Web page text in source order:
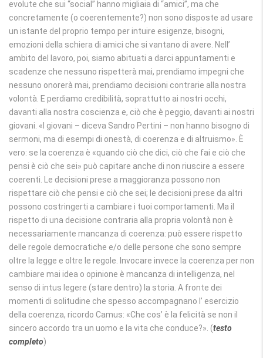
evolute che sui “social” hanno migliaia di “amici”, ma che
concretamente (o coerentemente?) non sono disposte ad usare
un istante del proprio tempo per intuire esigenze, bisogni,
emozioni della schiera di amici che si vantano di avere. Nell’
ambito del lavoro, poi, siamo abituati a darci appuntamenti e
scadenze che nessuno rispetterà mai, prendiamo impegni che
nessuno onorerà mai, prendiamo decisioni contrarie alla nostra
volontà. E perdiamo credibilità, soprattutto ai nostri occhi,
davanti alla nostra coscienza e, ciò che è peggio, davanti ai nostri
giovani. «I giovani – diceva Sandro Pertini – non hanno bisogno di
sermoni, ma di esempi di onestà, di coerenza e di altruismo». È
vero: se la coerenza è «quando ciò che dici, ciò che fai e ciò che
pensi è ciò che sei» può capitare anche di non riuscire a essere
coerenti. Le decisioni prese a maggioranza possono non
rispettare ciò che pensi e ciò che sei; le decisioni prese da altri
possono costringerti a cambiare i tuoi comportamenti. Ma il
rispetto di una decisione contraria alla propria volontà non è
necessariamente mancanza di coerenza: può essere rispetto
delle regole democratiche e/o delle persone che sono sempre
oltre la legge e oltre le regole. Invocare invece la coerenza per non
cambiare mai idea o opinione è mancanza di intelligenza, nel
senso di intus legere (stare dentro) la storia. A fronte dei
momenti di solitudine che spesso accompagnano l’ esercizio
della coerenza, ricordo Camus: «Che cos’ è la felicità se non il
sincero accordo tra un uomo e la vita che conduce?». (testo
completo)